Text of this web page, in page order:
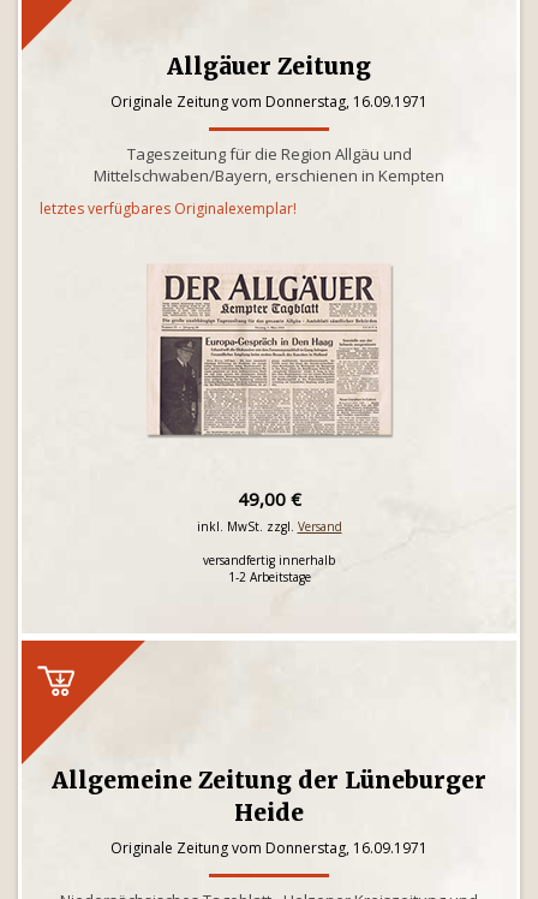
Allgäuer Zeitung
Originale Zeitung vom Donnerstag, 16.09.1971
Tageszeitung für die Region Allgäu und
Mittelschwaben/Bayern, erschienen in Kempten
letztes verfügbares Originalexemplar!
49,00 €
inkl. MwSt. zzgl. Versand
versandfertig innerhalb
1-2 Arbeitstage
Allgemeine Zeitung der Lüneburger
Heide
Originale Zeitung vom Donnerstag, 16.09.1971